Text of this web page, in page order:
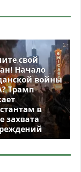
свой
Начало
войны
Трамп
в
захвата